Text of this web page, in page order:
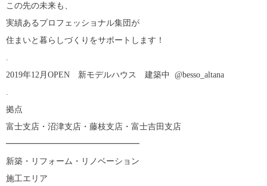
この先の未来も、
実績あるプロフェッショナル集団が
住まいと暮らしづくりをサポートします！
2019年12月OPEN 新モデルハウス 建築中 @besso_altana
拠点
富士支店・沼津支店・藤枝支店・富士吉田支店
━━━━━━━━━━━━━━━━
新築・リフォーム・リノベーション
施工エリア